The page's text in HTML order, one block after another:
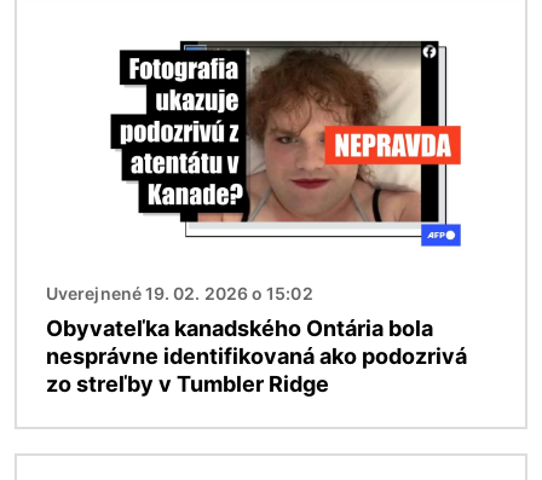
Uverejnené 19. 02. 2026 o 15:02
Obyvateľka kanadského Ontária bola
nesprávne identifikovaná ako podozrivá
zo streľby v Tumbler Ridge